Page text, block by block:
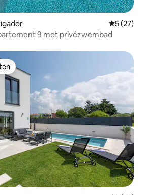
5 (27)
9 met privézwembad